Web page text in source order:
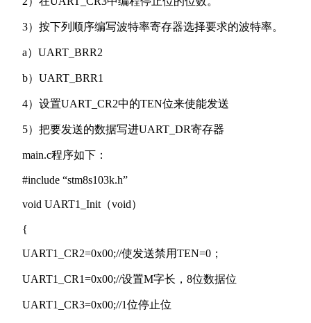
3）按下列顺序编写波特率寄存器选择要求的波特率。
a）UART_BRR2
b）UART_BRR1
4）设置UART_CR2中的TEN位来使能发送
5）把要发送的数据写进UART_DR寄存器
main.c程序如下：
#include “stm8s103k.h”
void UART1_Init（void）
{
UART1_CR2=0x00;//使发送禁用TEN=0；
UART1_CR1=0x00;//设置M字长，8位数据位
UART1_CR3=0x00;//1位停止位